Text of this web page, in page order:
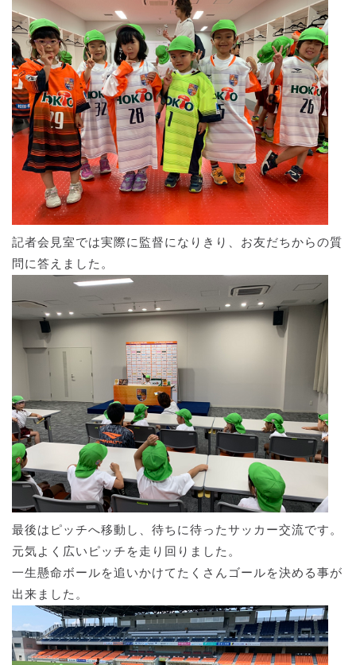
記者会見室では実際に監督になりきり、お友だちからの質
問に答えました。
最後はピッチへ移動し、待ちに待ったサッカー交流です。
元気よく広いピッチを走り回りました。
一生懸命ボールを追いかけてたくさんゴールを決める事が
出来ました。